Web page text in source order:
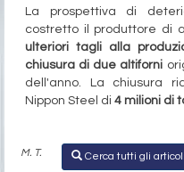
La prospettiva di
costretto il produttore di
ulteriori tagli alla
chiusura di due altiforni
dell'anno. La chiusura
Nippon Steel di 4 milioni di
M. T. Cerca tutti gli